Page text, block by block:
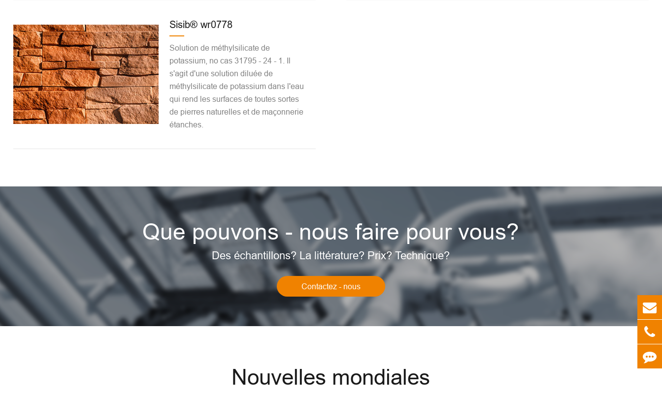
Sisib® wr0778
Solution de méthylsilicate de
potassium, no cas 31795 - 24 - 1. Il
s'agit d'une solution diluée de
méthylsilicate de potassium dans l'eau
qui rend les surfaces de toutes sortes
de pierres naturelles et de maçonnerie
étanches.
Que pouvons - nous faire pour vous?
Des échantillons? La littérature? Prix? Technique?
Contactez - nous
Nouvelles mondiales